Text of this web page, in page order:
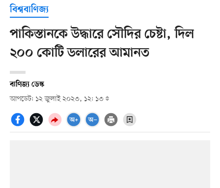
বিশ্ববাণিজ্য
পাকিস্তানকে উদ্ধারে সৌদির চেষ্টা, দিল
২০০ কোটি ডলারের আমানত
বাণিজ্য ডেস্ক
আপডেট: ১২ জুলাই ২০২৩, ১২: ১৩